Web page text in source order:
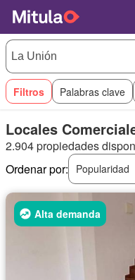
Filtros Palabras clave
Locales
2.904 propiedades
Ordenar por:
Popularidad
Alta demanda